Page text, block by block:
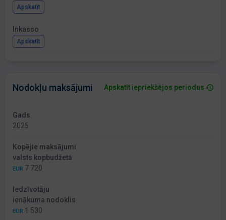
Apskatīt
Inkasso
Apskatīt
Nodokļu maksājumi Apskatīt iepriekšējos periodus
Gads
2025
Kopējie maksājumi
valsts kopbudžetā
EUR 7 720
Iedzīvotāju
ienākuma nodoklis
EUR 1 530